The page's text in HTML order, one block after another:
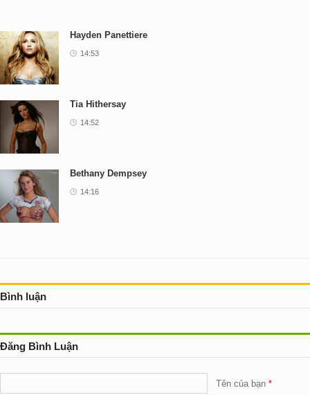
Hayden Panettiere
14:53
Tia Hithersay
14:52
Bethany Dempsey
14:16
Bình luận
Đăng Bình Luận
Tên của bạn